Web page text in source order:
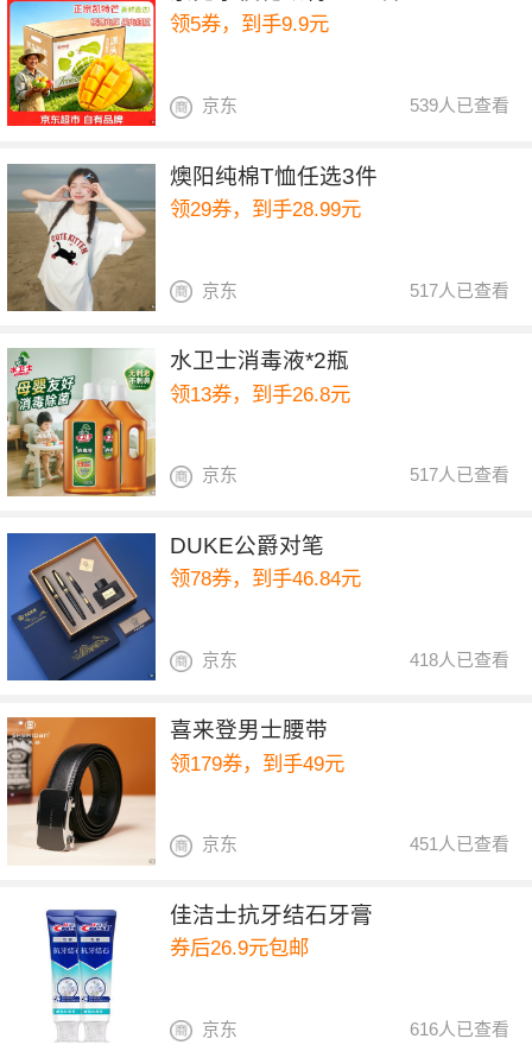
领5券，到手9.9元
539人已查看
京东
燠阳纯棉T恤任选3件
领29券，到手28.99元
517人已查看
京东
水卫士消毒液*2瓶
领13券，到手26.8元
517人已查看
京东
DUKE公爵对笔
领78券，到手46.84元
418人已查看
京东
喜来登男士腰带
领179券，到手49元
451人已查看
京东
佳洁士抗牙结石牙膏
券后26.9元包邮
616人已查看
京东